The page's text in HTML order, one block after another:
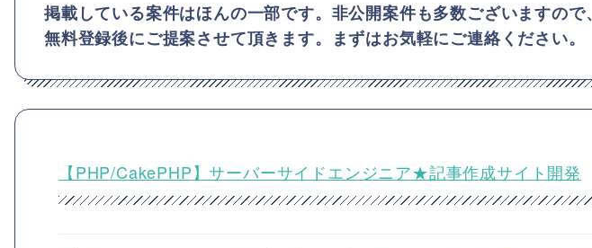
掲載している案件はほんの一部です。非公開案件も多数ございますので、
無料登録後にご提案させて頂きます。まずはお気軽にご連絡ください。
【PHP/CakePHP】サーバーサイドエンジニア★記事作成サイト開発